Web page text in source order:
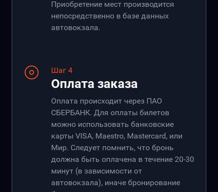
Приобретение мест производится
непосредственно в базе данных
автовокзала.
Шаг 4
Оплата заказа
Оплата происходит через ПАО
СБЕРБАНК. Для оплаты билетов
можно использовать банковские
карты VISA, Maestro, Mastercard, или
Мир. Следует помнить, что бронь
должна быть оплачена в течение 20-30
минут (в зависимости от
автовокзала), иначе бронирование